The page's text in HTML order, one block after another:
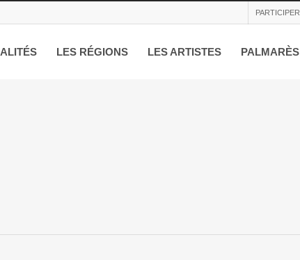
PARTICIPER
LES RÉGIONS LES ARTISTES PALMARÈS